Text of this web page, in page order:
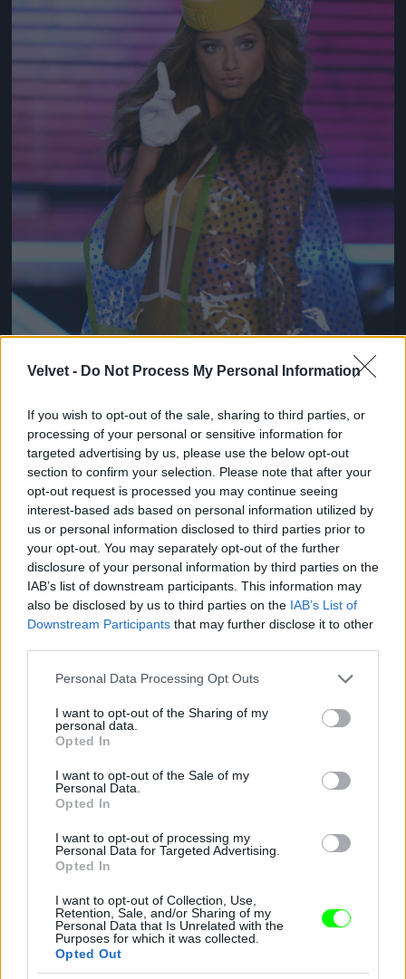
Velvet - Do Not Process My Personal Information
If you wish to opt-out of the sale, sharing to third parties, or
processing of your personal or sensitive information for
targeted advertising by us, please use the below opt-out
section to confirm your selection. Please note that after your
opt-out request is processed you may continue seeing
interest-based ads based on personal information utilized by
us or personal information disclosed to third parties prior to
your opt-out. You may separately opt-out of the further
disclosure of your personal information by third parties on the
IAB’s list of downstream participants. This information may
also be disclosed by us to third parties on the IAB’s List of
Downstream Participants that may further disclose it to other
Please note that this website/app uses one or more Google
not limited to your visit or usage behaviour. You may click to
grant or deny consent to Google and its third-party tags to
use your data for below specified purposes in below Google
consent section.
Personal Data Processing Opt Outs
I want to opt-out of the Sharing of my
personal data.
Opted In
I want to opt-out of the Sale of my
Personal Data.
Opted In
I want to opt-out of processing my
Personal Data for Targeted Advertising.
Opted In
I want to opt-out of Collection, Use,
Retention, Sale, and/or Sharing of my
Personal Data that Is Unrelated with the
Purposes for which it was collected.
Opted Out
Borzasztóan emlékeztet itt Miranda Kerre, nem?
Fotó: Arun Nevader / Getty Images Hungary #8
Jön még kép!